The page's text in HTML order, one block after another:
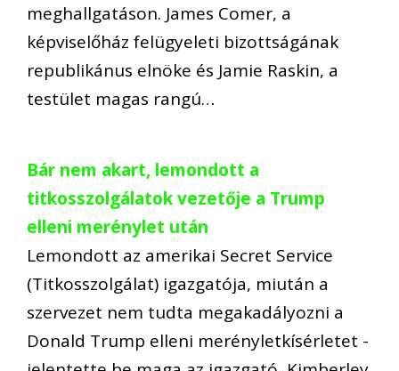
meghallgatáson. James Comer, a
képviselőház felügyeleti bizottságának
republikánus elnöke és Jamie Raskin, a
testület magas rangú…
Bár nem akart, lemondott a
titkosszolgálatok vezetője a Trump
elleni merénylet után
Lemondott az amerikai Secret Service
(Titkosszolgálat) igazgatója, miután a
szervezet nem tudta megakadályozni a
Donald Trump elleni merényletkísérletet -